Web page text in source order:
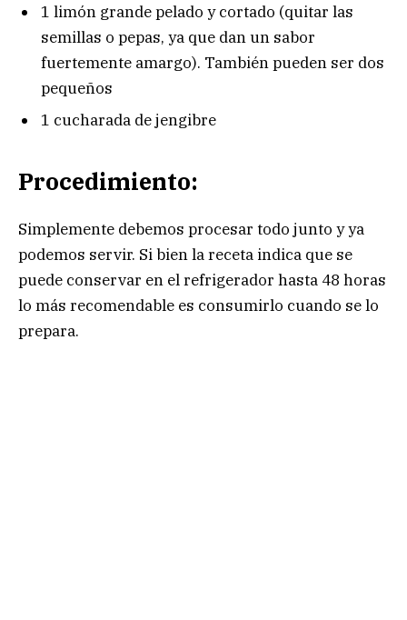
1 limón grande pelado y cortado (quitar las
semillas o pepas, ya que dan un sabor
fuertemente amargo). También pueden ser dos
pequeños
1 cucharada de jengibre
Procedimiento:
Simplemente debemos procesar todo junto y ya
podemos servir. Si bien la receta indica que se
puede conservar en el refrigerador hasta 48 horas
lo más recomendable es consumirlo cuando se lo
prepara.